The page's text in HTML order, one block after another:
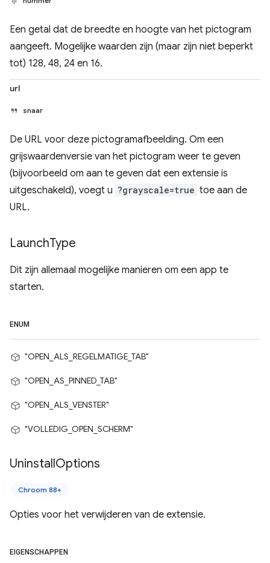
Een getal dat de breedte en hoogte van het pictogram
aangeeft. Mogelijke waarden zijn (maar zijn niet beperkt
tot) 128, 48, 24 en 16.
url
snaar
De URL voor deze pictogramafbeelding. Om een
grijswaardenversie van het pictogram weer te geven
(bijvoorbeeld om aan te geven dat een extensie is
uitgeschakeld), voegt u ?grayscale=true toe aan de
URL.
LaunchType
Dit zijn allemaal mogelijke manieren om een app te
starten.
ENUM
"OPEN_ALS_REGELMATIGE_TAB"
"OPEN_AS_PINNED_TAB"
"OPEN_ALS_VENSTER"
"VOLLEDIG_OPEN_SCHERM"
UninstallOptions
Chroom 88+
Opties voor het verwijderen van de extensie.
EIGENSCHAPPEN